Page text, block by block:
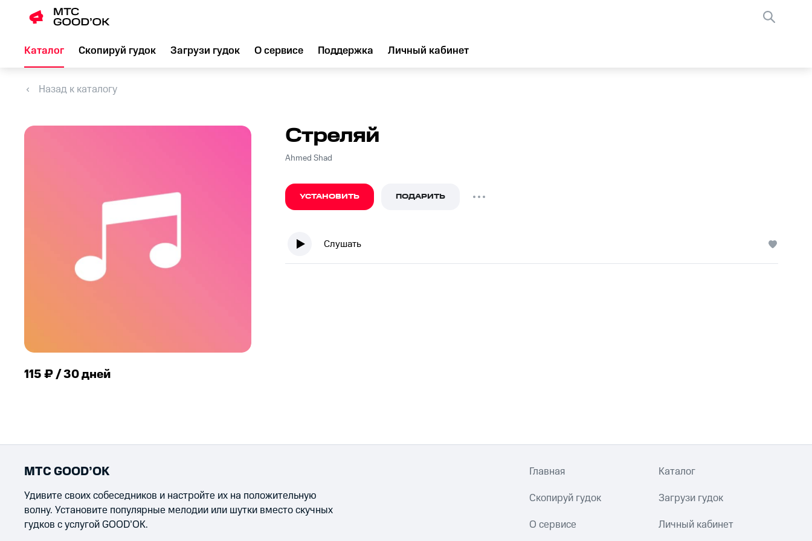
Каталог Скопируй гудок Загрузи гудок О сервисе Поддержка Личный кабинет
Назад к каталогу
115 ₽ / 30 дней
Стреляй
Ahmed Shad
УСТАНОВИТЬ ПОДАРИТЬ
Слушать
МТС GOOD’OK
Удивите своих собеседников и настройте их на положительную
волну. Установите популярные мелодии или шутки вместо скучных
гудков с услугой GOOD’OK.
Главная Каталог
Скопируй гудок Загрузи гудок
О сервисе Личный кабинет